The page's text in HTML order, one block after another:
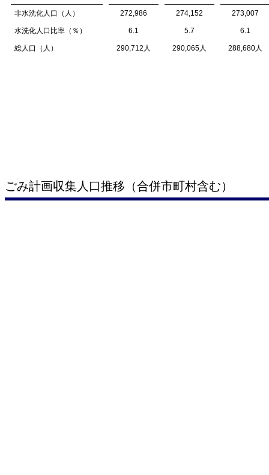
非水洗化人口（人） 272,986 274,152 273,007
水洗化人口比率（％） 6.1 5.7 6.1
総人口（人） 290,712人 290,065人 288,680人
ごみ計画収集人口推移（合併市町村含む）